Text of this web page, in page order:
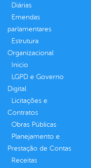
Diárias
Emendas
parlamentares
Estrutura
Organizacional
Inicio
LGPD e Governo
Digital
Licitações e
Contratos
Obras Públicas
Planejamento e
Prestação de Contas
Receitas